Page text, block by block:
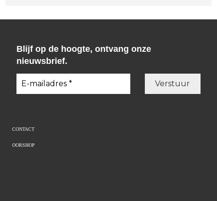
Blijf op de hoogte, ontvang onze
nieuwsbrief.
CONTACT
OORSHOP